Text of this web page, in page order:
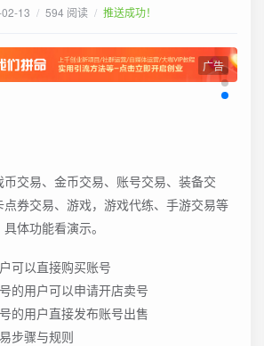
13 / 594 阅读 / 推送成功！
广告
交易、金币交易、账号交易、装备交
券交易、游戏，游戏代练、手游交易等
体功能看演示。
可以直接购买账号
的用户可以申请开店卖号
的用户直接发布账号出售
步骤与规则